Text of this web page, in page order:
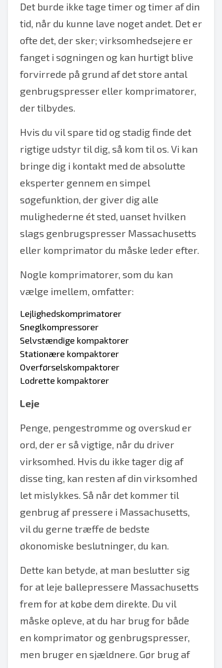
Det burde ikke tage timer og timer af din
tid, når du kunne lave noget andet. Det er
ofte det, der sker; virksomhedsejere er
fanget i søgningen og kan hurtigt blive
forvirrede på grund af det store antal
genbrugspresser eller komprimatorer,
der tilbydes.
Hvis du vil spare tid og stadig finde det
rigtige udstyr til dig, så kom til os. Vi kan
bringe dig i kontakt med de absolutte
eksperter gennem en simpel
søgefunktion, der giver dig alle
mulighederne ét sted, uanset hvilken
slags genbrugspresser Massachusetts
eller komprimator du måske leder efter.
Nogle komprimatorer, som du kan
vælge imellem, omfatter:
Lejlighedskomprimatorer
Sneglkompressorer
Selvstændige kompaktorer
Stationære kompaktorer
Overførselskompaktorer
Lodrette kompaktorer
Leje
Penge, pengestrømme og overskud er
ord, der er så vigtige, når du driver
virksomhed. Hvis du ikke tager dig af
disse ting, kan resten af din virksomhed
let mislykkes. Så når det kommer til
genbrug af pressere i Massachusetts,
vil du gerne træffe de bedste
økonomiske beslutninger, du kan.
Dette kan betyde, at man beslutter sig
for at leje ballepressere Massachusetts
frem for at købe dem direkte. Du vil
måske opleve, at du har brug for både
en komprimator og genbrugspresser,
men bruger en sjældnere. Gør brug af